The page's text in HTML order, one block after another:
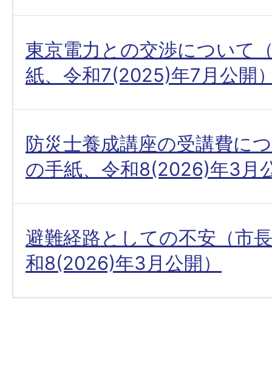
東京電力との交渉について
紙、令和7(2025)年7月公開
防災士養成講座の受講費に
の手紙、令和8(2026)年3月
避難経路としての不安（市
和8(2026)年3月公開）